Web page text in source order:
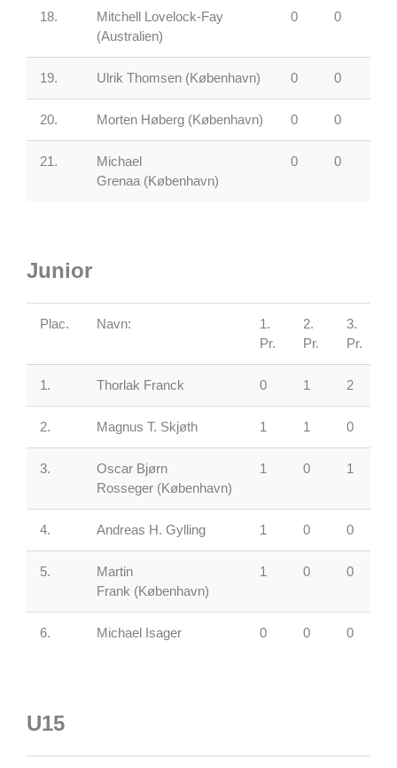
18.
Mitchell Lovelock-Fay
(Australien)
0 0
19. Ulrik Thomsen (København) 0 0
20. Morten Høberg (København) 0 0
21.
Michael
Grenaa (København)
0 0
Junior
Plac. Navn:
1.
Pr.
2.
Pr.
3.
Pr.
1. Thorlak Franck 0 1 2
2. Magnus T. Skjøth 1 1 0
3.
Oscar Bjørn
Rosseger (København)
1 0 1
4. Andreas H. Gylling 1 0 0
5.
Martin
Frank (København)
1 0 0
6. Michael Isager 0 0 0
U15